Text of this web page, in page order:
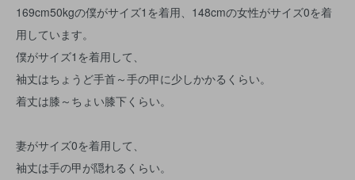
169cm50kgの僕がサイズ1を着用、148cmの女性がサイズ0を着
用しています。
僕がサイズ1を着用して、
袖丈はちょうど手首～手の甲に少しかかるくらい。
着丈は膝～ちょい膝下くらい。
妻がサイズ0を着用して、
袖丈は手の甲が隠れるくらい。